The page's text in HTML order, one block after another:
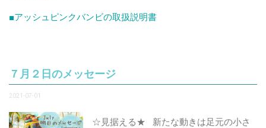
■アッシュピンクバンビの取扱説明書
７月２日のメッセージ
2021-07-01
☆見据える★ 新たな動きは足元の小さ